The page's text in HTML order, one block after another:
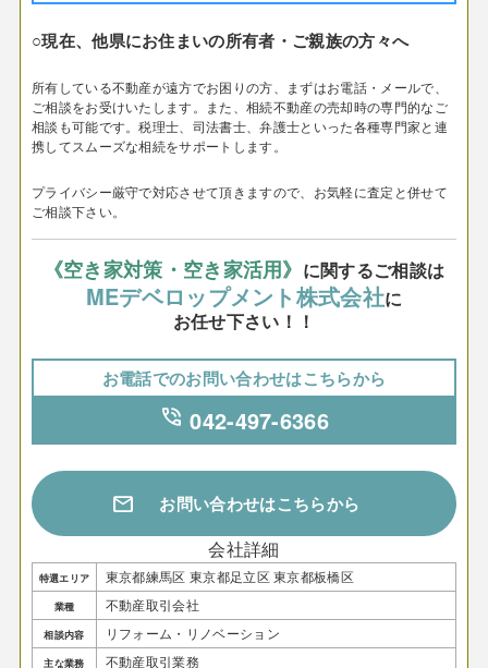
○現在、他県にお住まいの所有者・ご親族の方々へ
所有している不動産が遠方でお困りの方、まずはお電話・メールで、
ご相談をお受けいたします。
また、相続不動産の売却時の専門的なご
相談も可能です。税理士、司法書士、弁護士といった各種専門家と連
携してスムーズな相続をサポートします。
プライバシー厳守で対応させて頂きますので、お気軽に査定と併せて
ご相談下さい。
《空き家対策・空き家活用》 に関するご相談は
MEデベロップメント株式会社に
お任せ下さい！！
お電話でのお問い合わせはこちらから
phone_in_talk 042-497-6366
mail お問い合わせはこちらから
会社詳細
特選エリア 東京都練馬区 東京都足立区 東京都板橋区
業種 不動産取引会社
相談内容 リフォーム・リノベーション
主な業務 不動産取引業務